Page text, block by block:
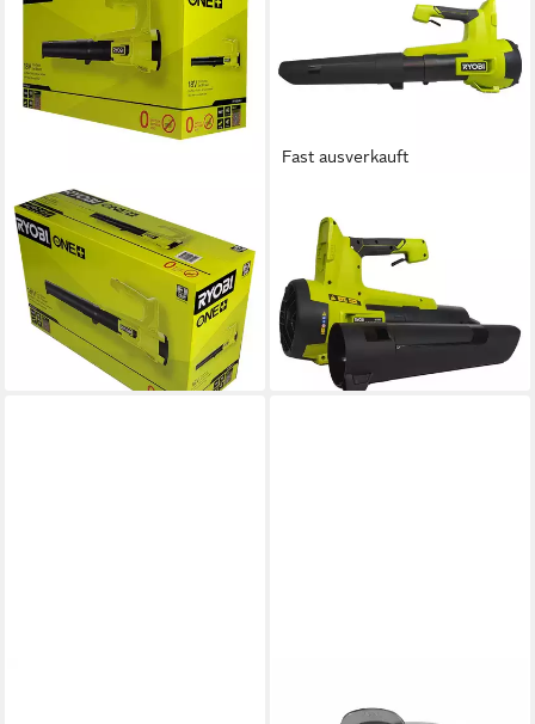
RYOBI
Akku-Laubbläser Ryobi
RY18BLA-0 -Akku-Laubbläser
18 V ONE+ (ohne Akku), (1
St)
75,28 €
lieferbar - in 3-4 Werktagen bei dir
Fast ausverkauft
Akku-Laubbläser Ryobi
RY18BLXC-0 - 18V ONE+ HP
Brushless Laubgebläse (ohne
Akku), (1 St)
80,87 €
lieferbar - in 3-4 Werktagen bei dir